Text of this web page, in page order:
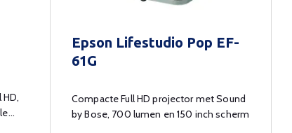
Epson Lifestudio Pop EF-
61G
Compacte Full HD projector met Sound
by Bose, 700 lumen en 150 inch scherm